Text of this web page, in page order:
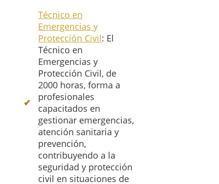
Técnico en
Emergencias y
Protección Civil: El
Técnico en
Emergencias y
Protección Civil, de
2000 horas, forma a
profesionales
capacitados en
gestionar emergencias,
atención sanitaria y
prevención,
contribuyendo a la
seguridad y protección
civil en situaciones de